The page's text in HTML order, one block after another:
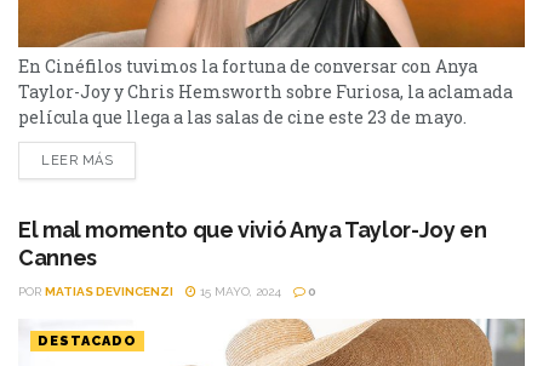
En Cinéfilos tuvimos la fortuna de conversar con Anya
Taylor-Joy y Chris Hemsworth sobre Furiosa, la aclamada
película que llega a las salas de cine este 23 de mayo.
Furiosa: De la saga Mad Max se sumerge en los orígenes de
la icónica Furiosa, interpretada por la talentosa Anya
película nos...
LEER MÁS
El mal momento que vivió Anya Taylor-Joy en
Cannes
POR MATIAS DEVINCENZI 15 MAYO, 2024 0
DESTACADO